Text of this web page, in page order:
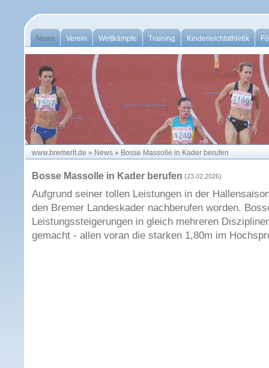
News Verein Wettkämpfe Training Kinderleichtathletik
www.bremerlt.de » News » Bosse Massolle in Kader berufen
Bosse Massolle in Kader berufen (23.02.2026)
Aufgrund seiner tollen Leistungen in der
den Bremer Landeskader nachberufen worden.
Leistungssteigerungen in gleich mehreren
gemacht - allen voran die starken 1,80m im